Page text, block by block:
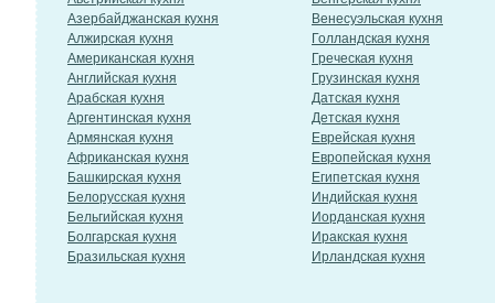
Азербайджанская кухня
Алжирская кухня
Американская кухня
Английская кухня
Арабская кухня
Аргентинская кухня
Армянская кухня
Африканская кухня
Башкирская кухня
Белорусская кухня
Бельгийская кухня
Болгарская кухня
Бразильская кухня
Венесуэльская кухня
Голландская кухня
Греческая кухня
Грузинская кухня
Датская кухня
Детская кухня
Еврейская кухня
Европейская кухня
Египетская кухня
Индийская кухня
Иорданская кухня
Иракская кухня
Ирландская кухня